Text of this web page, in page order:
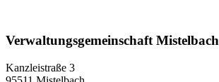
Verwaltungsgemeinschaft Mistelbach
Kanzleistraße 3